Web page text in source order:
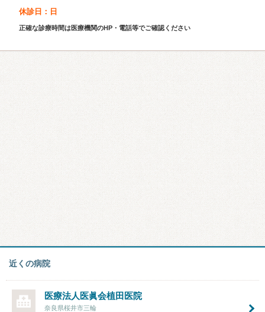
休診日：日
正確な診療時間は医療機関のHP・電話等でご確認ください
近くの病院
医療法人医眞会植田医院
奈良県桜井市三輪